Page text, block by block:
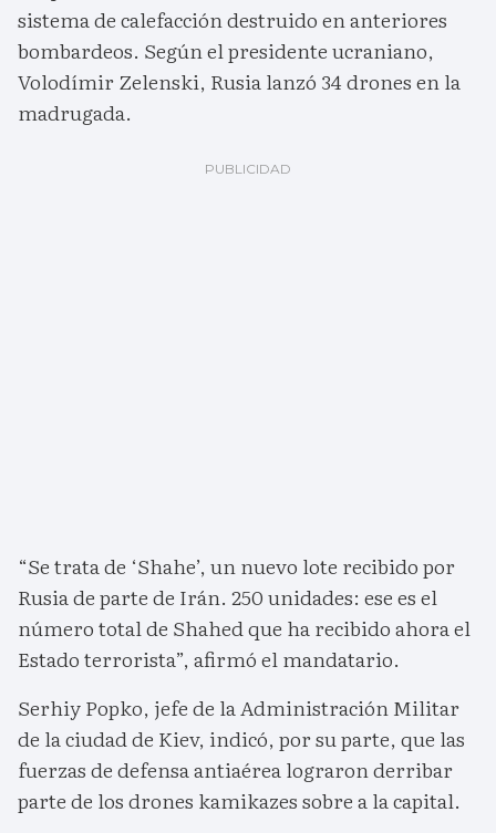
sistema de calefacción destruido en anteriores
bombardeos. Según el presidente ucraniano,
Volodímir Zelenski, Rusia lanzó 34 drones en la
madrugada.
“Se trata de ‘Shahe’, un nuevo lote recibido por
Rusia de parte de Irán. 250 unidades: ese es el
número total de Shahed que ha recibido ahora el
Estado terrorista”, afirmó el mandatario.
Serhiy Popko, jefe de la Administración Militar
de la ciudad de Kiev, indicó, por su parte, que las
fuerzas de defensa antiaérea lograron derribar
parte de los drones kamikazes sobre a la capital.